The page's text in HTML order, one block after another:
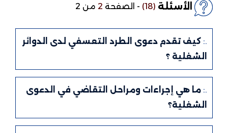
الأسئلة (18)
-الصفحة2 من 2
كيف تقدم دعوى الطرد التعسفي لدى الدوائر
الشغلية ؟
ما هي إجراءات ومراحل التقاضي في الدعوى
الشغلية؟